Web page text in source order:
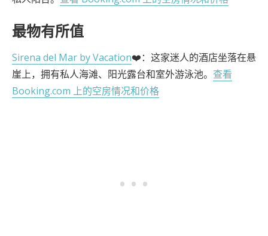
最物有所值
Sirena del Mar by Vacation❤️：这家迷人的酒店坐落在悬
崖上，拥有私人海滩、阳光露台和室外游泳池。 查看
Booking.com 上的空房情况和价格